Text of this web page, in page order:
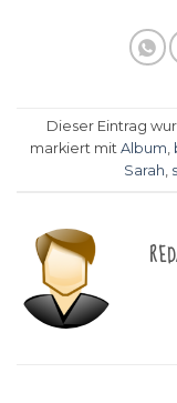
Dieser Eintrag
markiert mit Album,
Sarah,